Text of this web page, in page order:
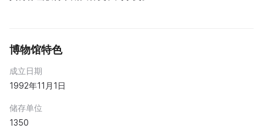
博物馆特色
成立日期
1992年11月1日
储存单位
1350